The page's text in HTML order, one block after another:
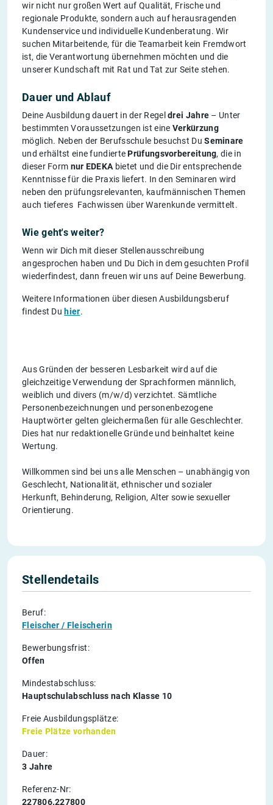
wir nicht nur großen Wert auf Qualität, Frische und
regionale Produkte, sondern auch auf herausragenden
Kundenservice und individuelle Kundenberatung. Wir
suchen Mitarbeitende, für die Teamarbeit kein Fremdwort
ist, die Verantwortung übernehmen möchten und die
unserer Kundschaft mit Rat und Tat zur Seite stehen.
Dauer und Ablauf
Deine Ausbildung dauert in der Regeldrei Jahre – Unter
bestimmten Voraussetzungen ist eine Verkürzung
möglich. Neben der Berufsschule besuchst DuSeminare
und erhältst eine fundiertePrüfungsvorbereitung, die in
dieser Form nur EDEKA bietet und die Dir entsprechende
Kenntnisse für die Praxis liefert. In den Seminaren wird
neben den prüfungsrelevanten, kaufmännischen Themen
auch tieferes Fachwissen über Warenkunde vermittelt.
Wie geht's weiter?
Wenn wir Dich mit dieser Stellenausschreibung
angesprochen haben und Du Dich in dem gesuchten Profil
wiederfindest, dann freuen wir uns auf Deine Bewerbung.
Weitere Informationen über diesen Ausbildungsberuf
findest Du hier.
Aus Gründen der besseren Lesbarkeit wird auf die
gleichzeitige Verwendung der Sprachformen männlich,
weiblich und divers (m/w/d) verzichtet. Sämtliche
Personenbezeichnungen und personenbezogene
Hauptwörter gelten gleichermaßen für alle Geschlechter.
Dies hat nur redaktionelle Gründe und beinhaltet keine
Wertung.
Willkommen sind bei uns alle Menschen – unabhängig von
Geschlecht, Nationalität, ethnischer und sozialer
Herkunft, Behinderung, Religion, Alter sowie sexueller
Orientierung.
Stellendetails
Beruf:
Fleischer / Fleischerin
Bewerbungsfrist:
Offen
Mindestabschluss:
Hauptschulabschluss nach Klasse 10
Freie Ausbildungsplätze:
Freie Plätze vorhanden
Dauer:
3 Jahre
Referenz-Nr:
227806.227800